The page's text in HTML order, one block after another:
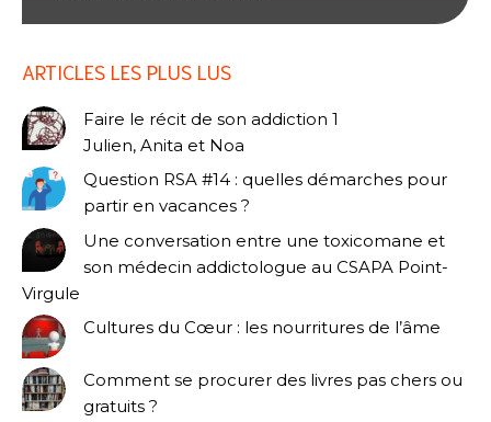
ARTICLES LES PLUS LUS
Faire le récit de son addiction 1
Julien, Anita et Noa
Question RSA #14 : quelles démarches pour
partir en vacances ?
Une conversation entre une toxicomane et
son médecin addictologue au CSAPA Point-
Virgule
Cultures du Cœur : les nourritures de l’âme
Comment se procurer des livres pas chers ou
gratuits ?